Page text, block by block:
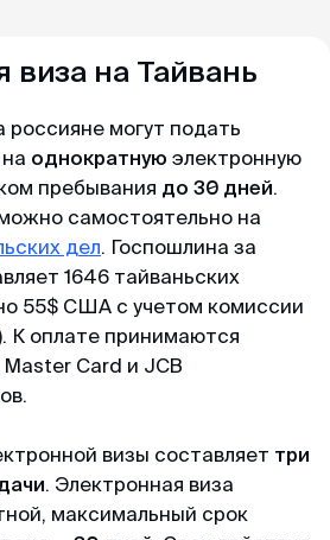
через вас, настолько
общение через переписку,
успех. Большое спасибо
вашим каналом
своим друзьям. Огромное
за оформленную визу в
минимальный
При учете что я хотела
виза на Тайвань
россияне могут подать
однократную электронную
пребывания до 30 дней.
самостоятельно на
дел. Госпошлина за
1646 тайваньских
55$ США с учетом комиссии
К оплате принимаются
Card и JCB
визы составляет три
. Электронная виза
максимальный срок